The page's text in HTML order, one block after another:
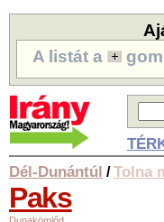
A listát a
Dél-Dunántúl /Tolna
Paks